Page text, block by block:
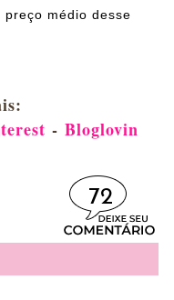
preço médio desse
- Bloglovin
72